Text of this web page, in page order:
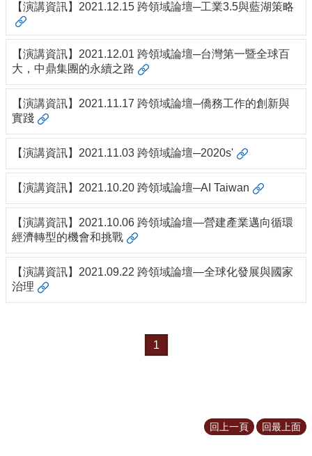
究
系
所
成
員
入
學
管
道
生
專
區
告
與
訊
【演講資訊】2021.12.15 跨領域論壇─工業3.5與藍湖策略
【演講資訊】2021.12.01 跨領域論壇─台灣第一暨全球百
大，中鼎集團的永續之路
【演講資訊】2021.11.17 跨領域論壇─僑務工作的創新與
實踐
【演講資訊】2021.11.03 跨領域論壇─2020s'
【演講資訊】2021.10.20 跨領域論壇─AI Taiwan
【演講資訊】2021.10.06 跨領域論壇—營建產業邁向循環
經濟轉型的機會和挑戰
【演講資訊】2021.09.22 跨領域論壇—全球化發展與國家
治理
1
回上一頁 回最上面